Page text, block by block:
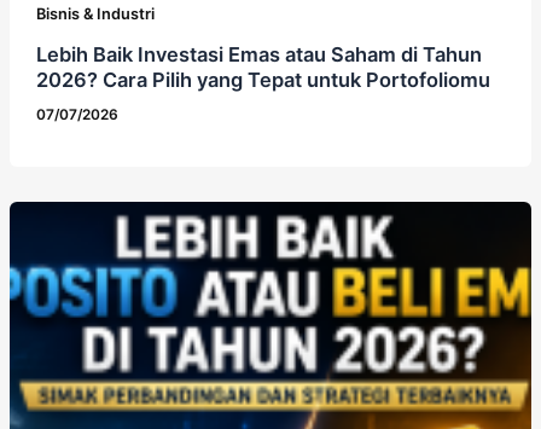
Bisnis & Industri
Lebih Baik Investasi Emas atau Saham di Tahun
2026? Cara Pilih yang Tepat untuk Portofoliomu
07/07/2026